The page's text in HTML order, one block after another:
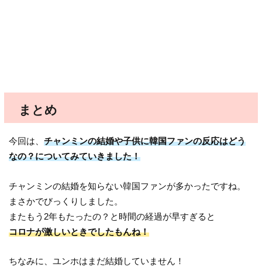
まとめ
今回は、チャンミンの結婚や子供に韓国ファンの反応はどう
なの？についてみていきました！
チャンミンの結婚を知らない韓国ファンが多かったですね。
まさかでびっくりしました。
またもう2年もたったの？と時間の経過が早すぎると
コロナが激しいときでしたもんね！
ちなみに、ユンホはまだ結婚していません！